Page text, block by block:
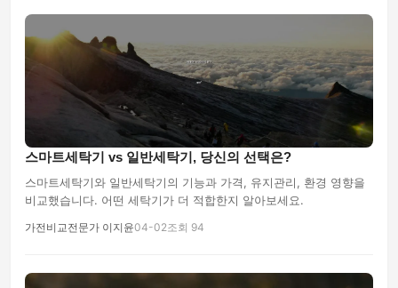
스마트세탁기 vs 일반세탁기, 당신의 선택은?
스마트세탁기와 일반세탁기의 기능과 가격, 유지관리, 환경 영향을
비교했습니다. 어떤 세탁기가 더 적합한지 알아보세요.
가전비교전문가 이지윤04-02조회 94